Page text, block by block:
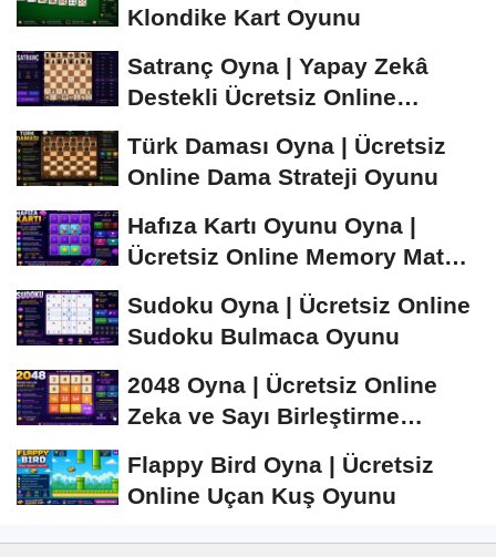
Klondike Kart Oyunu
Satranç Oyna | Yapay Zekâ
Destekli Ücretsiz Online
Türk Daması Oyna | Ücretsiz
Online Dama Strateji Oyunu
Hafıza Kartı Oyunu Oyna |
Ücretsiz Online Memory Match
Sudoku Oyna | Ücretsiz Online
Sudoku Bulmaca Oyunu
2048 Oyna | Ücretsiz Online
Zeka ve Sayı Birleştirme
Flappy Bird Oyna | Ücretsiz
Online Uçan Kuş Oyunu